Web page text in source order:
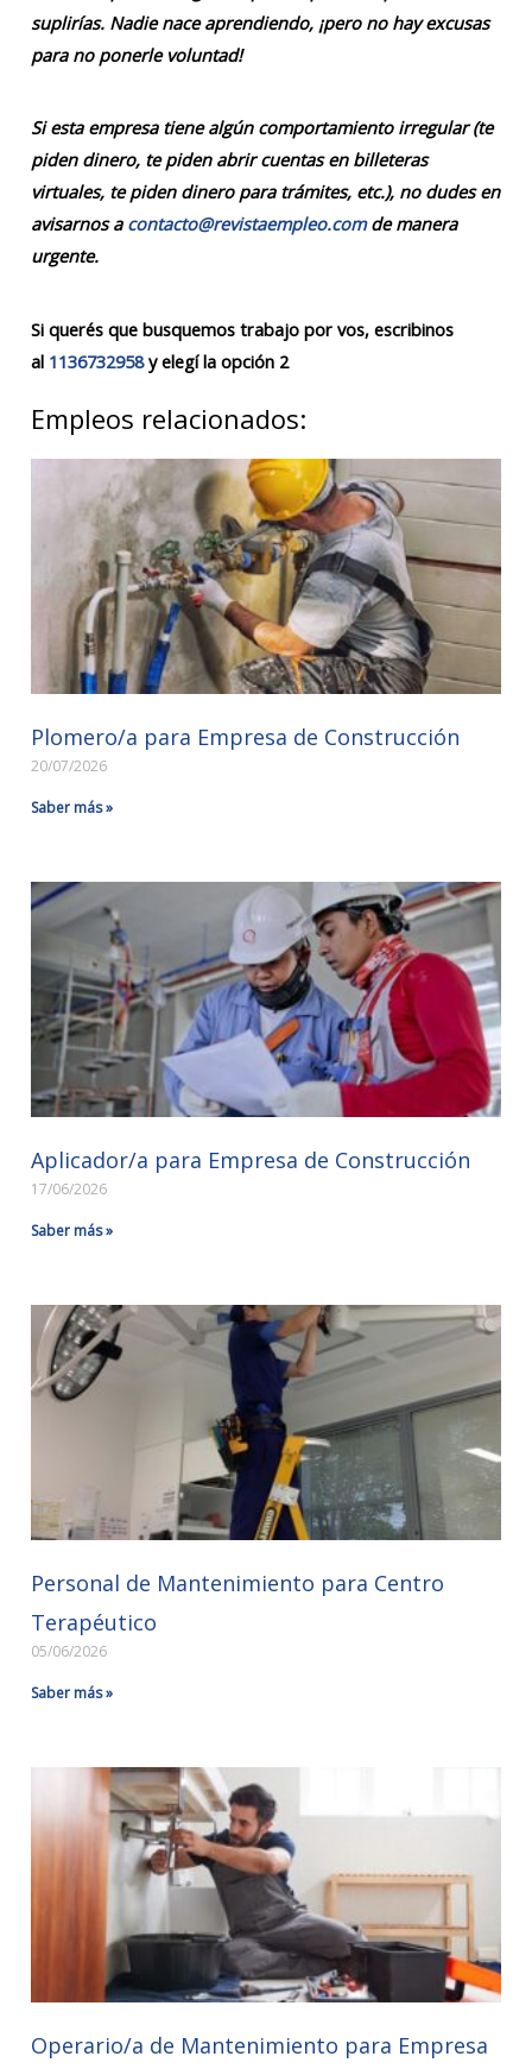
suplirías. Nadie nace aprendiendo, ¡pero no hay excusas
para no ponerle voluntad!
Si esta empresa tiene algún comportamiento irregular (te
piden dinero, te piden abrir cuentas en billeteras
virtuales, te piden dinero para trámites, etc.), no dudes en
avisarnos a contacto@revistaempleo.comde manera
urgente.
Si querés que busquemos trabajo por vos, escribinos
al 1136732958y elegí la opción 2
Empleos relacionados:
Plomero/a para Empresa de Construcción
20/07/2026
Saber más »
Aplicador/a para Empresa de Construcción
17/06/2026
Saber más »
Personal de Mantenimiento para Centro
Terapéutico
05/06/2026
Saber más »
Operario/a de Mantenimiento para Empresa